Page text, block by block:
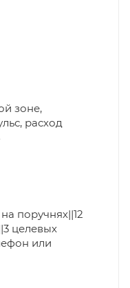
зоне,
расход
поручнях||12
целевых
или